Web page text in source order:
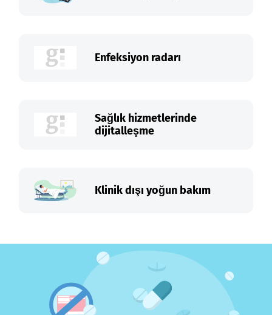
Enfeksiyon radarı
Sağlık hizmetlerinde
dijitalleşme
Klinik dışı yoğun bakım